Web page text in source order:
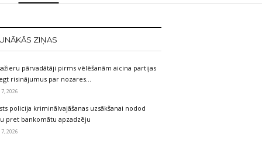
ZIŅAS
pārvadātāji pirms vēlēšanām aicina partijas
risinājumus par nozares…
2026
policija kriminālvajāšanas uzsākšanai nodod
pret bankomātu apzadzēju
2026